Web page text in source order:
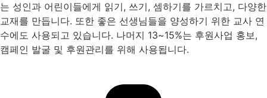
는 성인과 어린이들에게 읽기, 쓰기, 셈하기를 가르치고, 다양한
교재를 만듭니다. 또한 좋은 선생님들을 양성하기 위한 교사 연
수에도 사용되고 있습니다. 나머지 13~15%는 후원사업 홍보,
캠페인 발굴 및 후원관리를 위해 사용됩니다.